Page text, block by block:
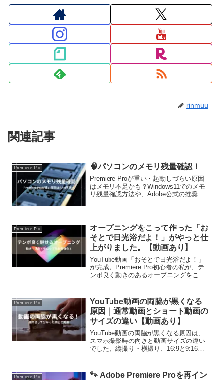
rinmuu
関連記事
Premiere Pro 🧠パソコンのメモリ残量確認！
Premiere Proが重い・起動しづらい原因
はメモリ不足かも？Windows11でのメモ
リ残量確認方法や、Adobe公式の推奨ス
Premiere Pro
オープニングをこって作った「お
そとで日光浴だよ！」がやっと仕
上がりました。【動画あり】
YouTube動画「おそとで日光浴だよ！」
が完成。Premiere Pro初心者の私が、テ
ンポ良く動きのあるオープニングをこだ
編集を始めたい方にも役立つ内容です。
Premiere Pro
YouTube動画の両脇が黒くなる
原因｜通常動画とショート動画の
サイズの違い【動画あり】
YouTube動画の両脇が黒くなる原因は、
スマホ撮影時の向きと動画サイズの違い
でした。縦撮り・横撮り、16:9と9:16の
説します。
Premiere Pro
🐾 Adobe Premiere Proを再イン